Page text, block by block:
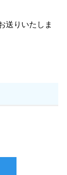
送りいたしま